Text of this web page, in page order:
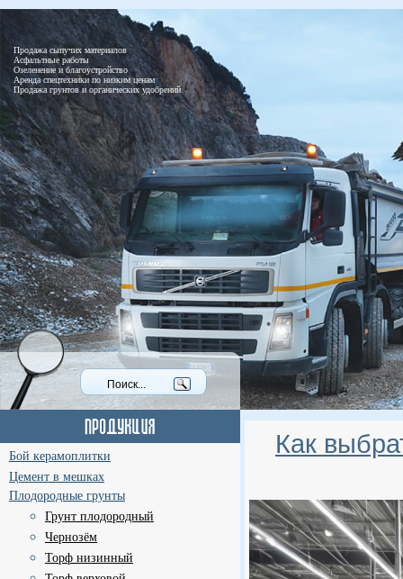
Продажа сыпучих материалов
Асфальтные работы
Озеленение и благоустройство
Аренда спецтехники по низким ценам
Продажа грунтов и органических удобрений
Бой керамоплитки
Цемент в мешках
Плодородные грунты
Грунт плодородный
Чернозём
Торф низинный
Как